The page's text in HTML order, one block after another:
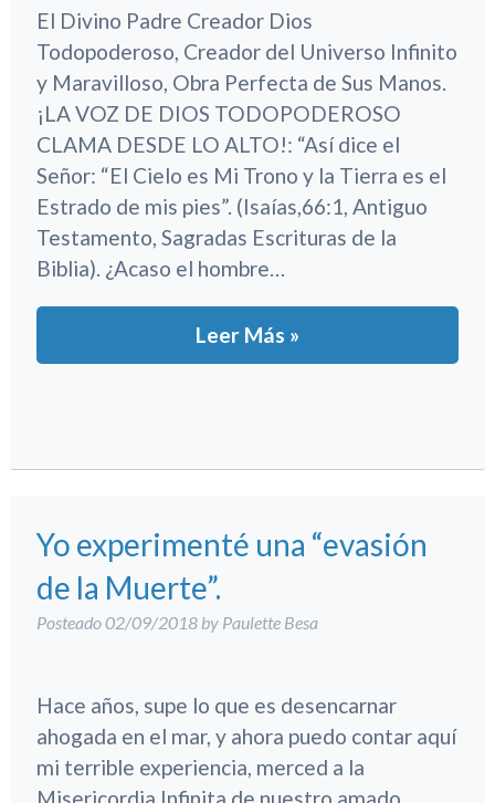
El Divino Padre Creador Dios
Todopoderoso, Creador del Universo Infinito
y Maravilloso, Obra Perfecta de Sus Manos.
¡LA VOZ DE DIOS TODOPODEROSO
CLAMA DESDE LO ALTO!: “Así dice el
Señor: “El Cielo es Mi Trono y la Tierra es el
Estrado de mis pies”. (Isaías,66:1, Antiguo
Testamento, Sagradas Escrituras de la
Biblia). ¿Acaso el hombre…
Leer Más »
Yo experimenté una “evasión
de la Muerte”.
Posteado02/09/2018 by Paulette Besa
Hace años, supe lo que es desencarnar
ahogada en el mar, y ahora puedo contar aquí
mi terrible experiencia, merced a la